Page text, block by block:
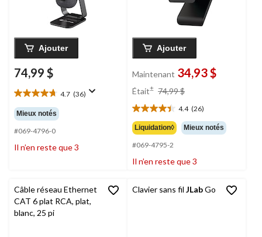
Ajouter
74,99 $
4.7 (36)
4.7
étoile(s)
sur
5.
36
évaluations
Mieux notés
#069-4796-0
Il n’en reste que 3
Ajouter
Maintenant 34,93 $
Était± 74,99 $
74,99 $
4.4 (26)
4.4
étoile(s)
sur
5.
26
Liquidation◊ Mieux notés
#069-4795-2
Il n’en reste que 3
Câble réseau Ethernet
CAT 6 plat RCA, plat,
blanc, 25 pi
Clavier sans fil JLabGo